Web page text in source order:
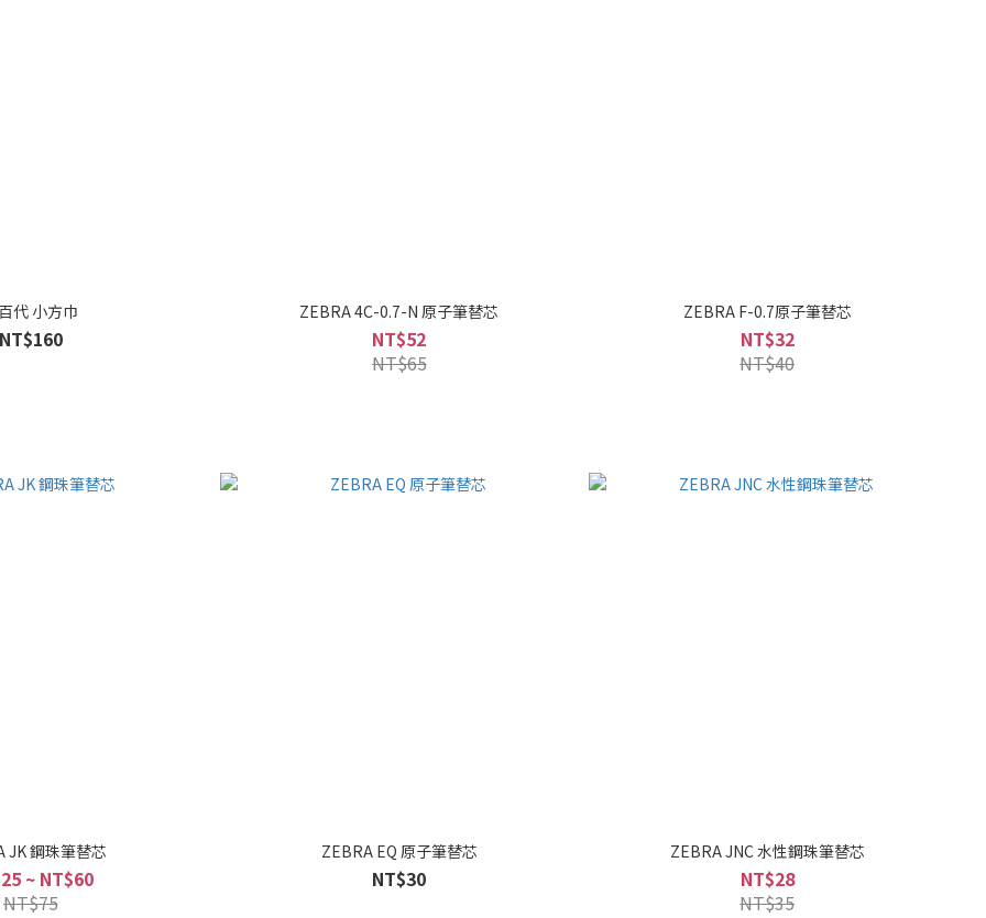
代 小方巾 ZEBRA 4C-0.7-N 原子筆替芯
NT$52
NT$65
ZEBRA F-0.7原子筆替芯
NT$32
NT$40
ZEBRA JK 鋼珠筆替芯
~ NT$60
NT$75
ZEBRA EQ 原子筆替芯
NT$30
ZEBRA JNC 水性鋼珠筆替芯
NT$28
NT$35